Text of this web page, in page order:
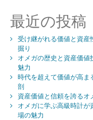
ョ
ン
最近の投稿
受け継がれる価値と資
掘り
オメガの歴史と資産価
魅力
時代を超えて価値が高
剖
資産価値と信頼を誇る
オメガに学ぶ高級時計
場の魅力